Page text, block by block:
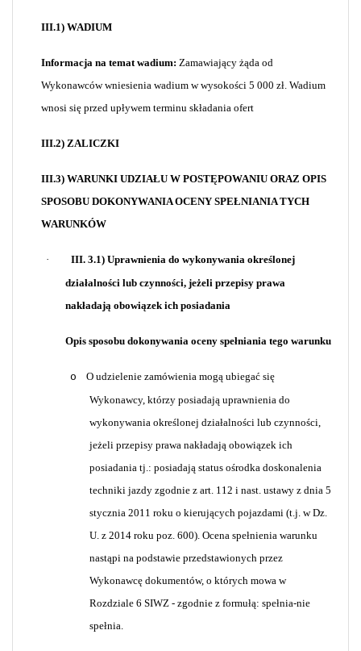
III.1) WADIUM
Informacja na temat wadium: Zamawiający żąda od
Wykonawców wniesienia wadium w wysokości 5 000 zł. Wadium
wnosi się przed upływem terminu składania ofert
III.2) ZALICZKI
III.3) WARUNKI UDZIAŁU W POSTĘPOWANIU ORAZ OPIS
SPOSOBU DOKONYWANIA OCENY SPEŁNIANIA TYCH
WARUNKÓW
·
III. 3.1) Uprawnienia do wykonywania określonej
działalności lub czynności, jeżeli przepisy prawa
nakładają obowiązek ich posiadania
Opis sposobu dokonywania oceny spełniania tego warunku
o
O udzielenie zamówienia mogą ubiegać się
Wykonawcy, którzy posiadają uprawnienia do
wykonywania określonej działalności lub czynności,
jeżeli przepisy prawa nakładają obowiązek ich
posiadania tj.: posiadają status ośrodka doskonalenia
techniki jazdy zgodnie z art. 112 i nast. ustawy z dnia 5
stycznia 2011 roku o kierujących pojazdami (t.j. w Dz.
U. z 2014 roku poz. 600). Ocena spełnienia warunku
nastąpi na podstawie przedstawionych przez
Wykonawcę dokumentów, o których mowa w
Rozdziale 6 SIWZ - zgodnie z formułą: spełnia-nie
spełnia.